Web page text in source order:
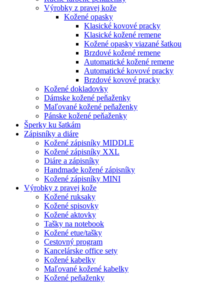
Výrobky z pravej kože
Kožené opasky
Klasické kovové pracky
Klasické kožené remene
Kožené opasky viazané šatkou
Brzdové kožené remene
Automatické kožené remene
Automatické kovové pracky
Brzdové kovové pracky
Kožené dokladovky
Dámske kožené peňaženky
Maľované kožené peňaženky
Pánske kožené peňaženky
Šperky ku šatkám
Zápisníky a diáre
Kožené zápisníky MIDDLE
Kožené zápisníky XXL
Diáre a zápisníky
Handmade kožené zápisníky
Kožené zápisníky MINI
Výrobky z pravej kože
Kožené ruksaky
Kožené spisovky
Kožené aktovky
Tašky na notebook
Kožené etue/tašky
Cestovný program
Kancelárske office sety
Kožené kabelky
Maľované kožené kabelky
Kožené peňaženky